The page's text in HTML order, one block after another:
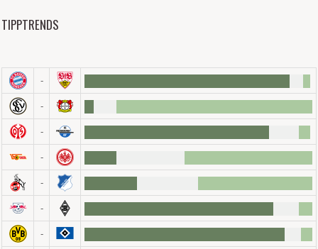
TIPPTRENDS
-
-
-
-
-
-
-